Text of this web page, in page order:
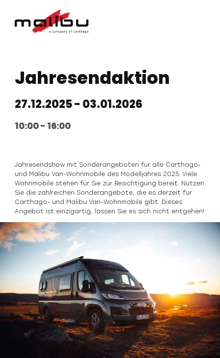
Jahresendaktion
27.12.2025- 03.01.2026
10:00- 16:00
Jahresendshow mit Sonderangeboten für alle Carthago-
und Malibu Van-Wohnmobile des Modelljahres 2025. Viele
Wohnmobile stehen für Sie zur Besichtigung bereit. Nutzen
Sie die zahlreichen Sonderangebote, die es derzeit für
Carthago- und Malibu Van-Wohnmobile gibt. Dieses
Angebot ist einzigartig, lassen Sie es sich nicht entgehen!